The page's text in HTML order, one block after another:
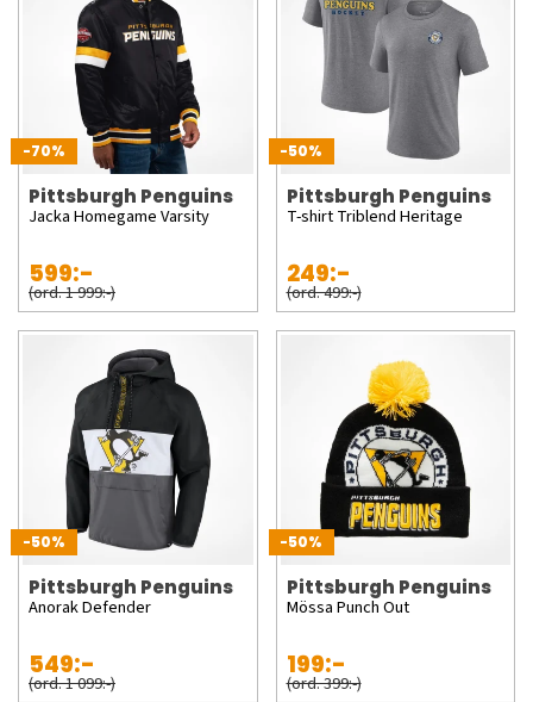
-70%
Pittsburgh Penguins
Jacka Homegame Varsity
599:-
(ord. 1 999:-)
-50%
Pittsburgh Penguins
T-shirt Triblend Heritage
249:-
(ord. 499:-)
-50%
Pittsburgh Penguins
Anorak Defender
549:-
(ord. 1 099:-)
-50%
Pittsburgh Penguins
Mössa Punch Out
199:-
(ord. 399:-)